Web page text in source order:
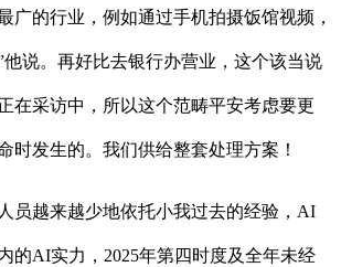
广的行业，例如通过手机拍摄饭馆视频，
说。再好比去银行办营业，这个该当说
在采访中，所以这个范畴平安考虑要更
时发生的。我们供给整套处理方案！
越来越少地依托小我过去的经验，AI
的AI实力，2025年第四时度及全年未经